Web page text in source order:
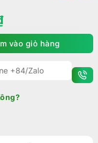
Giỗ Bên Cồn - Dấu Ấn
vào giỏ hàng